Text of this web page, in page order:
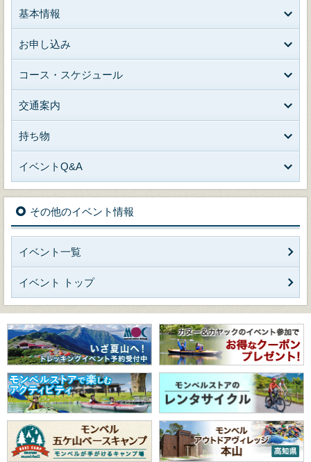
基本情報
お申し込み
コース・スケジュール
交通案内
持ち物
イベントQ&A
その他のイベント情報
イベント一覧
イベント トップ